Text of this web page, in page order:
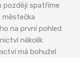
později spatříme
městečka
na první pohled
několik
má bohužel